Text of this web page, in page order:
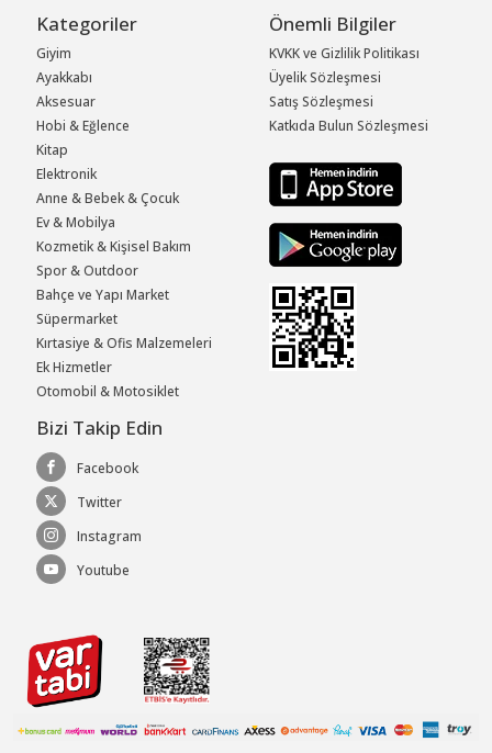
Kategoriler
Giyim
Ayakkabı
Aksesuar
Hobi & Eğlence
Kitap
Elektronik
Anne & Bebek & Çocuk
Ev & Mobilya
Kozmetik & Kişisel Bakım
Spor & Outdoor
Bahçe ve Yapı Market
Süpermarket
Kırtasiye & Ofis Malzemeleri
Ek Hizmetler
Otomobil & Motosiklet
Önemli Bilgiler
KVKK ve Gizlilik Politikası
Üyelik Sözleşmesi
Satış Sözleşmesi
Katkıda Bulun Sözleşmesi
Bizi Takip Edin
Facebook
Twitter
Instagram
Youtube